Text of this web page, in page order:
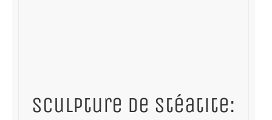
Sculpture de stéatite: